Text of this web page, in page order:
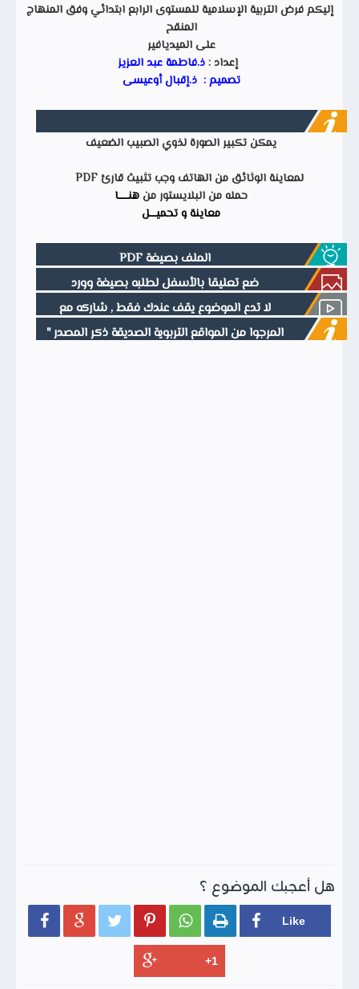
إليكم فرض التربية الإسلامية للمستوى الرابع ابتدائي وفق المنهاج
المنقح
على الميديافير
إعداد :ذ.فاطمة عبد العزيز
تصميم : ذ.إقبال أوعيسى
يمكن تكبير الصورة لذوي الصبيب الضعيف
لمعاينة الوثائق من الهاتف وجب تثبيث قارئ PDF
حمله من البلايستور منهنــــــا
معاينة و تحميــــل
الملف بصيغة PDF
ضع تعليقا بالأسفل لطلبه بصيغة وورد
لا تدع الموضوع يقف عندك فقط , شاركه مع
أصدقائك فالدال على الخير كفاعله
المرجوا من المواقع التربوية الصديقة ذكر المصدر "
هل أعجبك الموضوع ؟
     